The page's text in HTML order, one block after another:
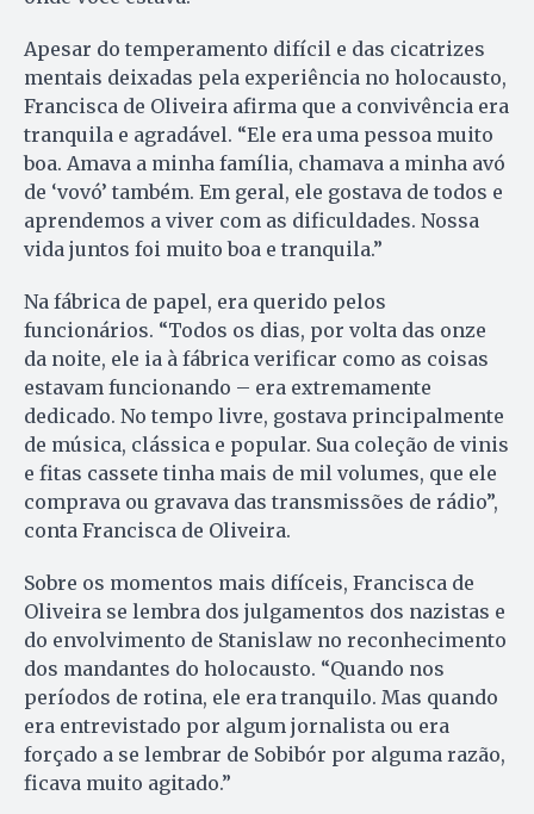
Apesar do temperamento difícil e das cicatrizes
mentais deixadas pela experiência no holocausto,
Francisca de Oliveira afirma que a convivência era
tranquila e agradável. “Ele era uma pessoa muito
boa. Amava a minha família, chamava a minha avó
de ‘vovó’ também. Em geral, ele gostava de todos e
aprendemos a viver com as dificuldades. Nossa
vida juntos foi muito boa e tranquila.”
Na fábrica de papel, era querido pelos
funcionários. “Todos os dias, por volta das onze
da noite, ele ia à fábrica verificar como as coisas
estavam funcionando – era extremamente
dedicado. No tempo livre, gostava principalmente
de música, clássica e popular. Sua coleção de vinis
e fitas cassete tinha mais de mil volumes, que ele
comprava ou gravava das transmissões de rádio”,
conta Francisca de Oliveira.
Sobre os momentos mais difíceis, Francisca de
Oliveira se lembra dos julgamentos dos nazistas e
do envolvimento de Stanislaw no reconhecimento
dos mandantes do holocausto. “Quando nos
períodos de rotina, ele era tranquilo. Mas quando
era entrevistado por algum jornalista ou era
forçado a se lembrar de Sobibór por alguma razão,
ficava muito agitado.”